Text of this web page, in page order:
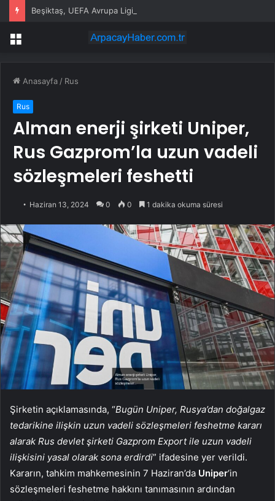
Beşiktaş, UEFA Avrupa Ligi’nde 3. eleme turuna yükseldi
Menü
Anasayfa / Rus
Rus
Alman enerji şirketi Uniper,
Rus Gazprom’la uzun vadeli
sözleşmeleri feshetti
Haziran 13, 2024 0 0 1 dakika okuma süresi
Şirketin açıklamasında, “Bugün Uniper, Rusya’dan doğalgaz
tedarikine ilişkin uzun vadeli sözleşmeleri feshetme kararı
alarak Rus devlet şirketi Gazprom Export ile uzun vadeli
ilişkisini yasal olarak sona erdirdi” ifadesine yer verildi.
Kararın, tahkim mahkemesinin 7 Haziran’da Uniper‘in
sözleşmeleri feshetme hakkını tanımasının ardından